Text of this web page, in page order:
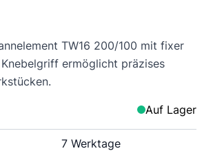
TW16 200/100 mit fixer
ermöglicht präzises
Auf Lager
7 Werktage